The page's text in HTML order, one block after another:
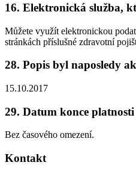
16. Elektronická služba,
Můžete využít elektronickou
stránkách příslušné zdravotní
28. Popis byl naposledy
15.10.2017
29. Datum konce
Bez časového omezení.
Kontakt